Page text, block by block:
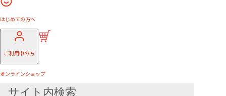
はじめての方へ
ご利用中の方
オンラインショップ